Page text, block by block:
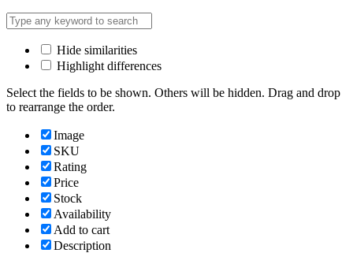
Hide similarities
Highlight differences
Select the fields to be shown. Others will be hidden. Drag and drop
to rearrange the order.
Image
SKU
Rating
Price
Stock
Availability
Add to cart
Description